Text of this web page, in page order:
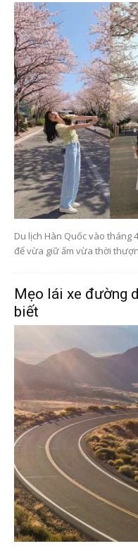
Du lịch Hàn Quốc vào tháng
để vừa giữ ấm vừa thời
Mẹo lái xe đường
biết